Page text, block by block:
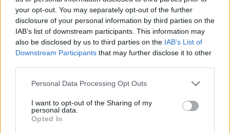
your opt-out. You may separately opt-out of the further
disclosure of your personal information by third parties on the
IAB’s list of downstream participants. This information may
also be disclosed by us to third parties on the IAB’s List of
Downstream Participants that may further disclose it to other
Personal Data Processing Opt Outs
I want to opt-out of the Sharing of my
personal data.
Opted In
reklama